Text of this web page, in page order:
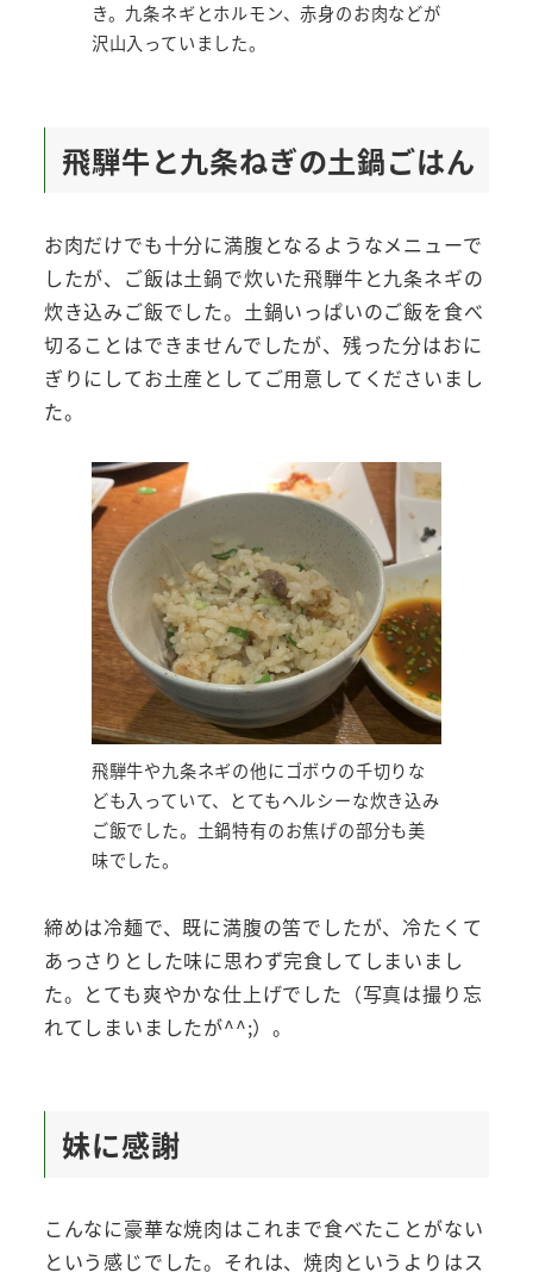
き。九条ネギとホルモン、赤身のお肉などが
沢山入っていました。
飛騨牛と九条ねぎの土鍋ごはん
お肉だけでも十分に満腹となるようなメニューで
したが、ご飯は土鍋で炊いた飛騨牛と九条ネギの
炊き込みご飯でした。土鍋いっぱいのご飯を食べ
切ることはできませんでしたが、残った分はおに
ぎりにしてお土産としてご用意してくださいまし
た。
飛騨牛や九条ネギの他にゴボウの千切りな
ども入っていて、とてもヘルシーな炊き込み
ご飯でした。土鍋特有のお焦げの部分も美
味でした。
締めは冷麺で、既に満腹の筈でしたが、冷たくて
あっさりとした味に思わず完食してしまいまし
た。とても爽やかな仕上げでした（写真は撮り忘
れてしまいましたが^^;）。
妹に感謝
こんなに豪華な焼肉はこれまで食べたことがない
という感じでした。それは、焼肉というよりはス